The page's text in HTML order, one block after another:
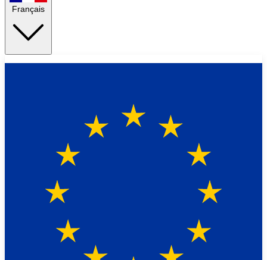
Français